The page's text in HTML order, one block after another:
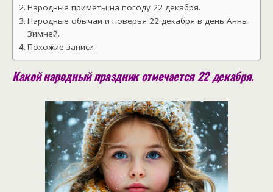
Народные приметы на погоду 22 декабря.
Народные обычаи и поверья 22 декабря в день Анны
Зимней.
Похожие записи
Какой народный праздник отмечается 22 декабря.